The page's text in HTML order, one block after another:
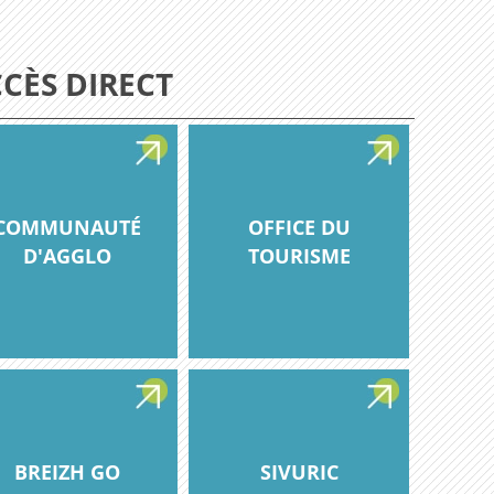
DIRECT
D'AGGLO
OFFICE DU
TOURISME
BREIZH GO SIVURIC